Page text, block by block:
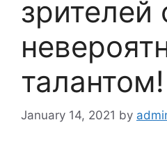
зрителей
талантом!
January 14, 2021 by